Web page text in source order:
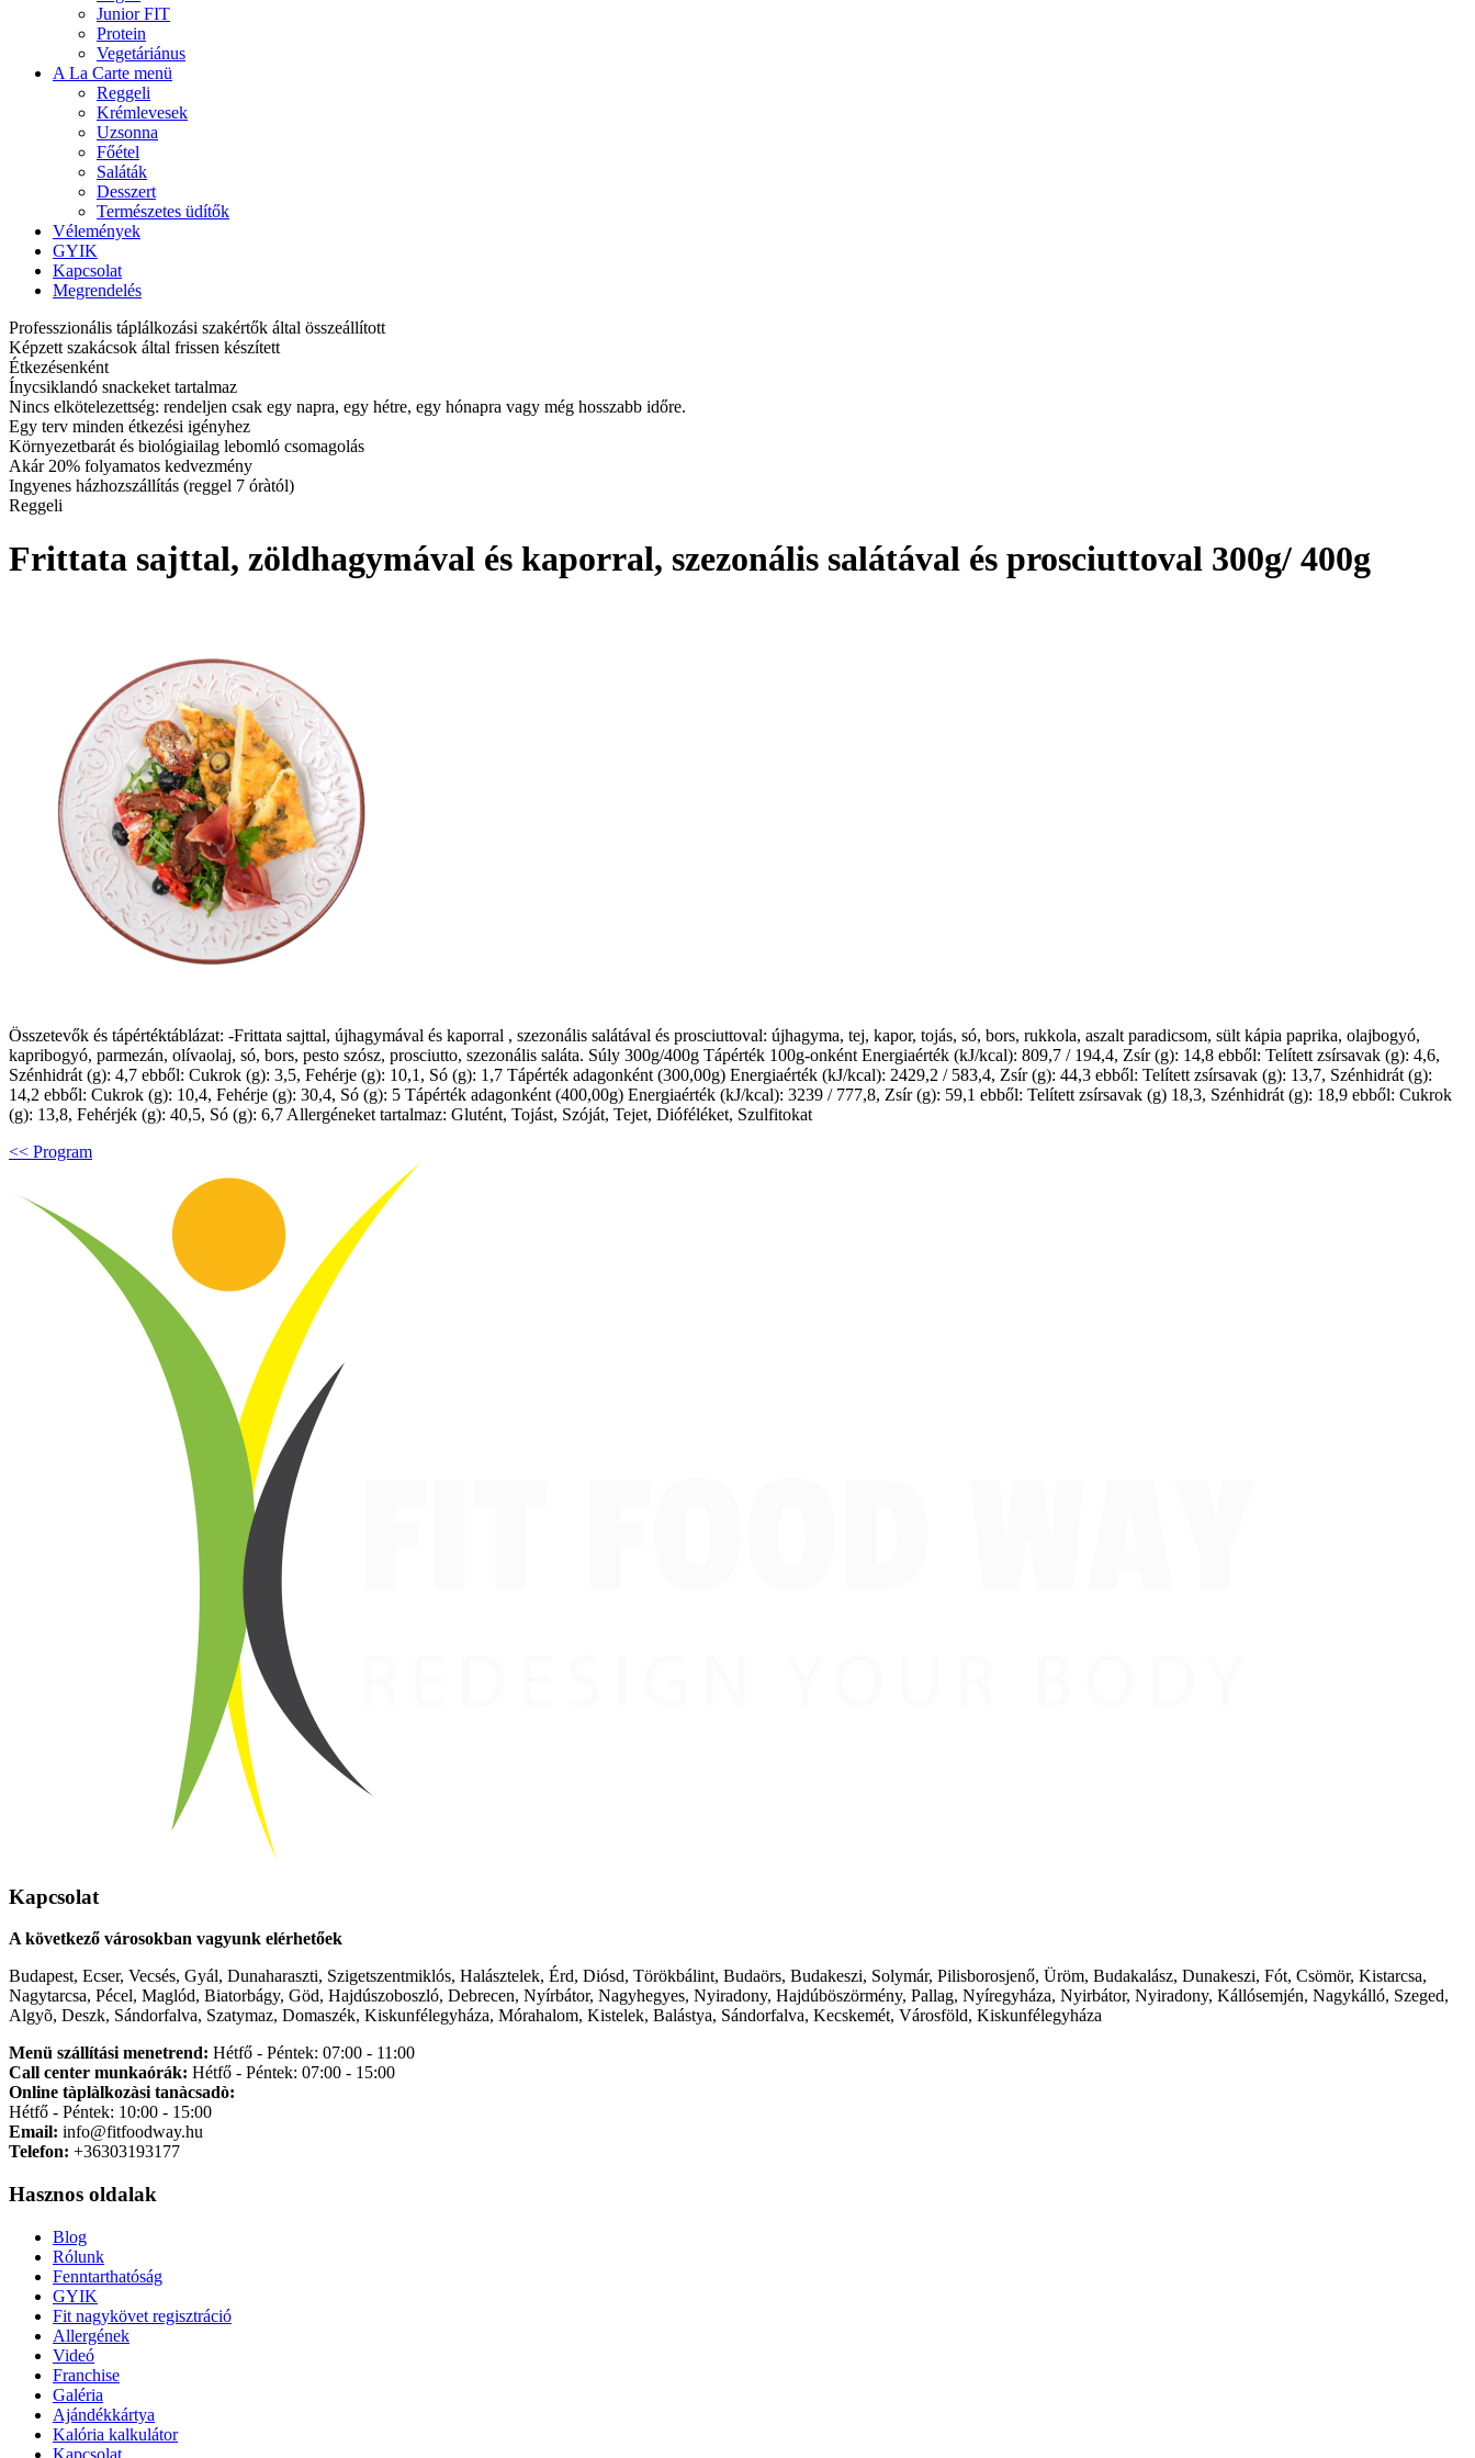
Junior FIT
Protein
Vegetáriánus
A La Carte menü
Reggeli
Krémlevesek
Uzsonna
Főétel
Saláták
Desszert
Természetes üdítők
Vélemények
GYIK
Kapcsolat
Megrendelés
Professzionális táplálkozási szakértők által összeállított
Képzett szakácsok által frissen készített
Étkezésenként
Ínycsiklandó snackeket tartalmaz
Nincs elkötelezettség: rendeljen csak egy napra, egy hétre, egy hónapra vagy még hosszabb időre.
Egy terv minden étkezési igényhez
Környezetbarát és biológiailag lebomló csomagolás
Akár 20% folyamatos kedvezmény
Ingyenes házhozszállítás (reggel 7 óràtól)
Reggeli
Frittata sajttal, zöldhagymával és kaporral, szezonális salátával és prosciuttoval 300g/ 400g
Összetevők és tápértéktáblázat: -Frittata sajttal, újhagymával és kaporral , szezonális salátával és prosciuttoval: újhagyma, tej, kapor, tojás, só, bors, rukkola, aszalt paradicsom, sült kápia paprika, olajbogyó,
kapribogyó, parmezán, olívaolaj, só, bors, pesto szósz, prosciutto, szezonális saláta. Súly 300g/400g Tápérték 100g-onként Energiaérték (kJ/kcal): 809,7 / 194,4, Zsír (g): 14,8 ebből: Telített zsírsavak (g): 4,6,
Szénhidrát (g): 4,7 ebből: Cukrok (g): 3,5, Fehérje (g): 10,1, Só (g): 1,7 Tápérték adagonként (300,00g) Energiaérték (kJ/kcal): 2429,2 / 583,4, Zsír (g): 44,3 ebből: Telített zsírsavak (g): 13,7, Szénhidrát (g):
14,2 ebből: Cukrok (g): 10,4, Fehérje (g): 30,4, Só (g): 5 Tápérték adagonként (400,00g) Energiaérték (kJ/kcal): 3239 / 777,8, Zsír (g): 59,1 ebből: Telített zsírsavak (g) 18,3, Szénhidrát (g): 18,9 ebből: Cukrok
(g): 13,8, Fehérjék (g): 40,5, Só (g): 6,7 Allergéneket tartalmaz: Glutént, Tojást, Szóját, Tejet, Dióféléket, Szulfitokat
<< Program
Kapcsolat
A következő városokban vagyunk elérhetőek
Budapest, Ecser, Vecsés, Gyál, Dunaharaszti, Szigetszentmiklós, Halásztelek, Érd, Diósd, Törökbálint, Budaörs, Budakeszi, Solymár, Pilisborosjenő, Üröm, Budakalász, Dunakeszi, Fót, Csömör, Kistarcsa,
Nagytarcsa, Pécel, Maglód, Biatorbágy, Göd, Hajdúszoboszló, Debrecen, Nyírbátor, Nagyhegyes, Nyiradony, Hajdúböszörmény, Pallag, Nyíregyháza, Nyirbátor, Nyiradony, Kállósemjén, Nagykálló, Szeged,
Algyõ, Deszk, Sándorfalva, Szatymaz, Domaszék, Kiskunfélegyháza, Mórahalom, Kistelek, Balástya, Sándorfalva, Kecskemét, Városföld, Kiskunfélegyháza
Menü szállítási menetrend: Hétfő - Péntek: 07:00 - 11:00
Call center munkaórák: Hétfő - Péntek: 07:00 - 15:00
Online tàplàlkozàsi tanàcsadò:
Hétfő - Péntek: 10:00 - 15:00
Email: info@fitfoodway.hu
Telefon: +36303193177
Hasznos oldalak
Blog
Rólunk
Fenntarthatóság
GYIK
Fit nagykövet regisztráció
Allergének
Videó
Franchise
Galéria
Ajándékkártya
Kalória kalkulátor
Kapcsolat